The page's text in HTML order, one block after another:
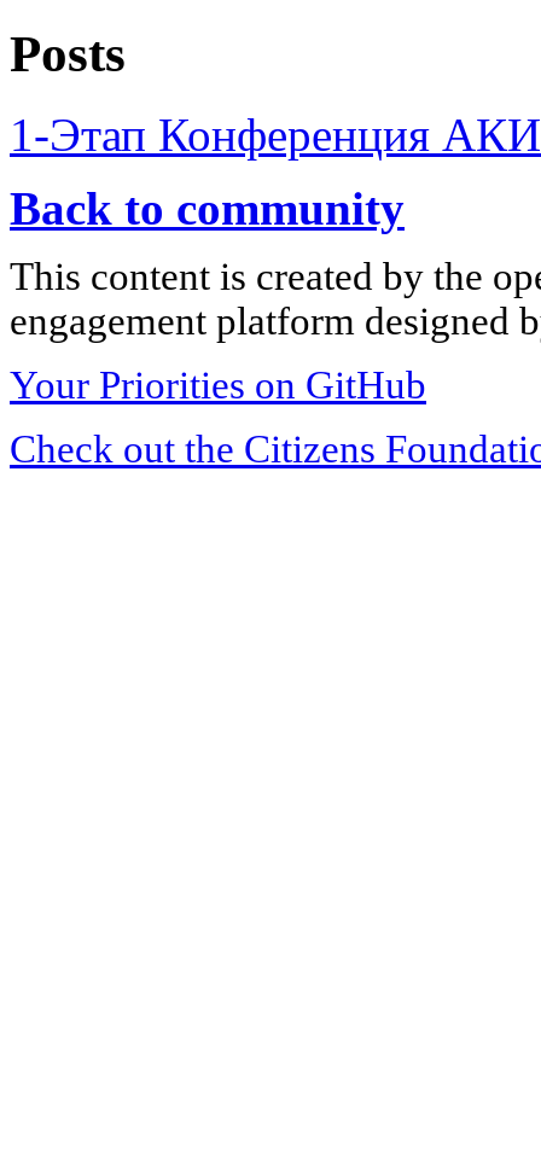
Posts
1-Этап Конференция
Back to community
This content is created by the
engagement platform designed
Your Priorities on GitHub
Check out the Citizens